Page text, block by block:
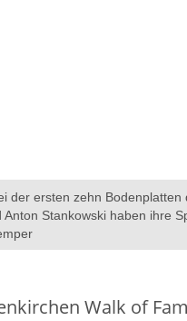
der ersten zehn
Anton Stankowski haben ihre
Walk of